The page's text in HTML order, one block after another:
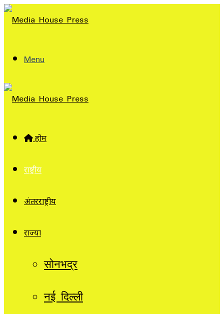
Menu
होम
राष्ट्रीय
अंतरराष्ट्रीय
राज्यों
सोनभद्र
नई दिल्ली